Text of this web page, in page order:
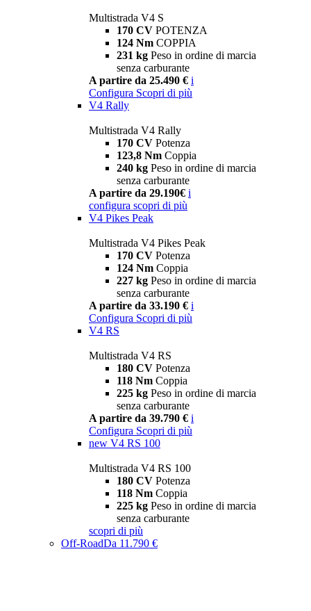
Multistrada V4 S
170 CV POTENZA
124 Nm COPPIA
231 kg Peso in ordine di marcia
senza carburante
A partire da 25.490 € i
Configura Scopri di più
V4 Rally
Multistrada V4 Rally
170 CV Potenza
123,8 Nm Coppia
240 kg Peso in ordine di marcia
senza carburante
A partire da 29.190€ i
configura scopri di più
V4 Pikes Peak
Multistrada V4 Pikes Peak
170 CV Potenza
124 Nm Coppia
227 kg Peso in ordine di marcia
senza carburante
A partire da 33.190 € i
Configura Scopri di più
V4 RS
Multistrada V4 RS
180 CV Potenza
118 Nm Coppia
225 kg Peso in ordine di marcia
senza carburante
A partire da 39.790 € i
Configura Scopri di più
new V4 RS 100
Multistrada V4 RS 100
180 CV Potenza
118 Nm Coppia
225 kg Peso in ordine di marcia
senza carburante
scopri di più
Off-RoadDa 11.790 €